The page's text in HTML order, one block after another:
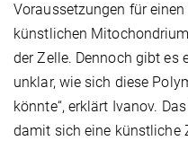
Voraussetzungen für
künstlichen
der Zelle. Dennoch gibt es
unklar, wie sich diese
könnte“, erklärt Ivanov.
damit sich eine künstliche